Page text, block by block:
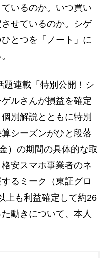
いるのか。いつ買い
せているのか。シゲ
とつを「ノート」に
題連載「特別公開！シ
ルさんが損益を確定
別解説とともに特別
シーズンがひと段落
）の期間の具体的な取
安スマホ事業者のネ
るミーク（東証グロ
上も利益確定して約26
動きについて、本人